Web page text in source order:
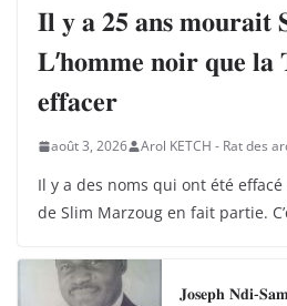
𝐈𝐥 𝐲 𝐚 𝟐𝟓 𝐚𝐧𝐬
𝐋’𝐡𝐨𝐦𝐦𝐞 𝐧𝐨𝐢𝐫 𝐪𝐮𝐞 𝐥𝐚
𝐞𝐟𝐟𝐚𝐜𝐞𝐫
août 3, 2026 Arol KETCH - Rat des
Il y a des noms qui ont été
de Slim Marzoug en fait partie.
𝐉𝐨𝐬𝐞𝐩𝐡 𝐍𝐝𝐢-